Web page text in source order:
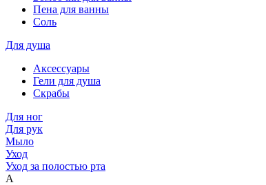
Пена для ванны
Соль
Для душа
Аксессуары
Гели для душа
Скрабы
Для ног
Для рук
Мыло
Уход
Уход за полостью рта
A